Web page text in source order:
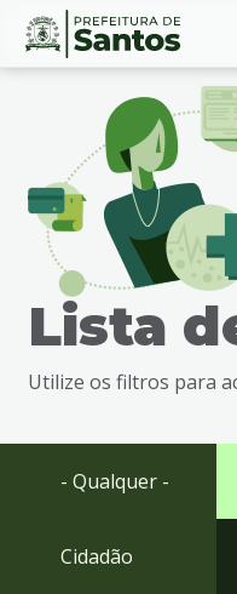
Ir
busca
Ir
Conteúdo
Lista
Utilize os filtros para
- Qualquer -
Cidadão